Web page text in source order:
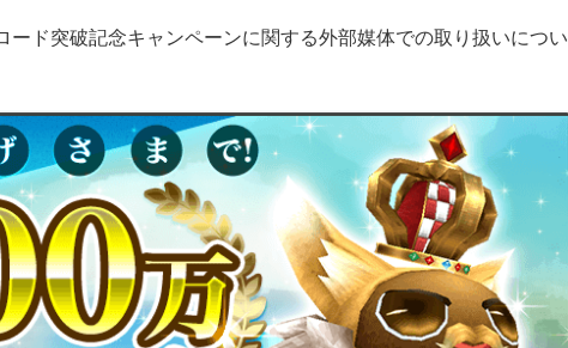
ード突破記念キャンペーンに関する外部媒体での取り扱いについ